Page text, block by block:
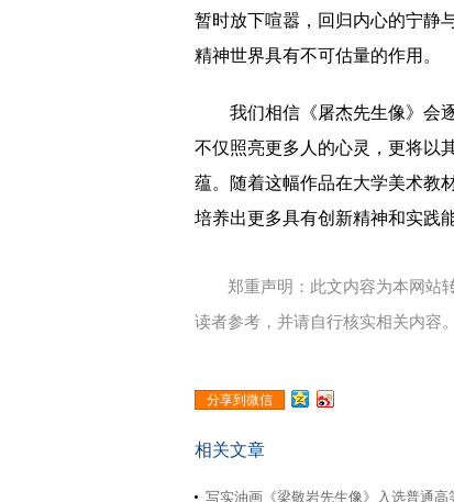
暂时放下喧嚣，回归内心的宁静
精神世界具有不可估量的作用。
我们相信《屠杰先生像》会
不仅照亮更多人的心灵，更将以
蕴。随着这幅作品在大学美术教
培养出更多具有创新精神和实践
郑重声明：此文内容为本网站
读者参考，并请自行核实相关内容。
分享到微信
相关文章
写实油画《梁敬岩先生像》入选普通高